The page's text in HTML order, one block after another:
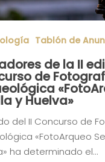
Tablón de
de la II
de
y Huelva»
del II Concurso de
«FotoArqueo
ha determinado el…